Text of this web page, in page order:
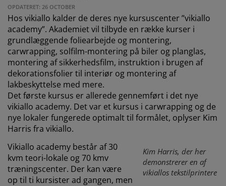
OPDATERET: 26 OCTOBER
Hos vikiallo kalder de deres nye kursuscenter ”vikiallo
academy”. Akademiet vil tilbyde en række kurser i
grundlæggende foliearbejde og montering,
carwrapping, solfilm-montering på biler og planglas,
montering af sikkerhedsfilm, instruktion i brugen af
dekorationsfolier til interiør og montering af
lakbeskyttelse med mere.
Det første kursus er allerede gennemført i det nye
vikiallo academy. Det var et kursus i carwrapping og de
nye lokaler fungerede optimalt til formålet, oplyser Kim
Harris fra vikiallo.
Kim Harris, der her
demonstrerer en af
vikiallos tekstilprintere
Vikiallo academy består af 30
kvm teori-lokale og 70 kmv
træningscenter. Der kan være
op til ti kursister ad gangen, men